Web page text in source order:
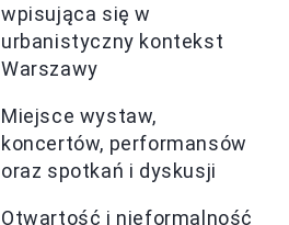
wpisująca się w
urbanistyczny kontekst
Warszawy
Miejsce wystaw,
koncertów, performansów
oraz spotkań i dyskusji
Otwartość i nieformalność